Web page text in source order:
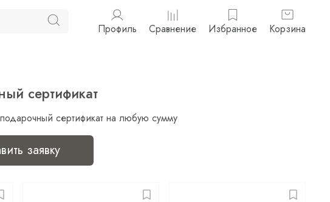
Профиль Сравнение Избранное Корзина
сертификат
сертификат на любую сумму
заявку